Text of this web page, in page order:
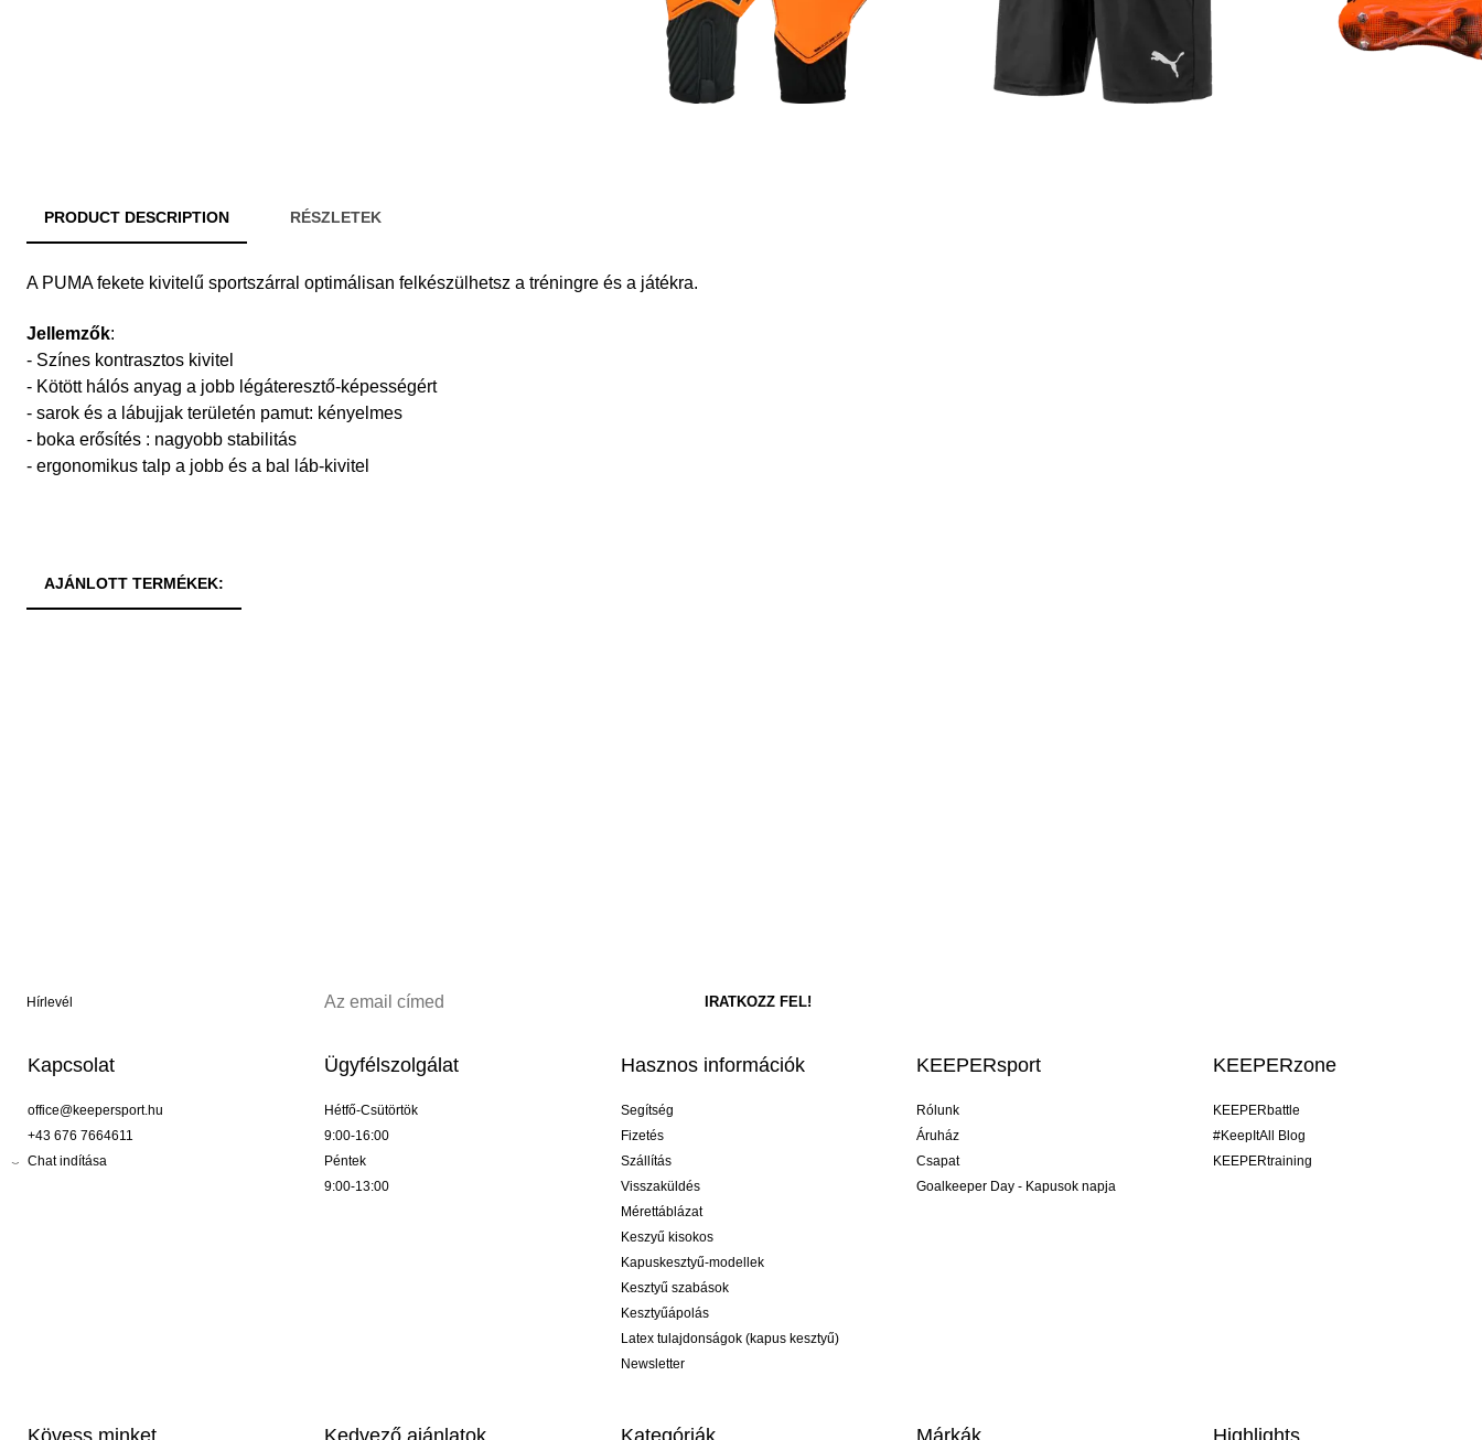
PRODUCT DESCRIPTION RÉSZLETEK
A PUMA fekete kivitelű sportszárral optimálisan felkészülhetsz a tréningre és a játékra.
Jellemzők:
- Színes kontrasztos kivitel
- Kötött hálós anyag a jobb légáteresztő-képességért
- sarok és a lábujjak területén pamut: kényelmes
- boka erősítés : nagyobb stabilitás
- ergonomikus talp a jobb és a bal láb-kivitel
AJÁNLOTT TERMÉKEK:
Hírlevél
Kapcsolat
office@keepersport.hu
+43 676 7664611
Chat indítása
Ügyfélszolgálat
Hétfő-Csütörtök
9:00-16:00
Péntek
9:00-13:00
Hasznos információk
Segítség
Fizetés
Szállítás
Visszaküldés
Mérettáblázat
Keszyű kisokos
Kapuskesztyű-modellek
Kesztyű szabások
Kesztyűápolás
Latex tulajdonságok (kapus kesztyű)
Newsletter
KEEPERsport
Rólunk
Áruház
Csapat
Goalkeeper Day - Kapusok napja
KEEPERzone
KEEPERbattle
#KeepItAll Blog
KEEPERtraining
Kövess minket Kedvező ajánlatok Kategóriák Márkák Highlights